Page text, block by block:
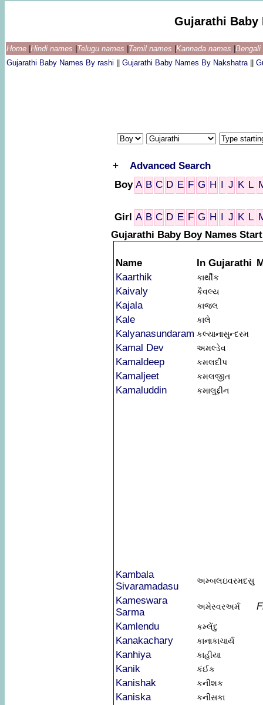
Gujarathi Baby
Home Hindi names Telugu names Tamil names Kannada names
Gujarathi Baby Names By rashi
Gujarathi Baby Names By Nakshatra
+
Advanced Search
Boy A B C D E F G H I J K L
Girl A B C D E F G H I J K L
Gujarathi Baby Boy Names
Name In Gujarathi
Kaarthik
કાર્થીક
Kaivaly કૈવલ્ય
Kajala કાજલ
Kale કાલે
Kalyanasundaram કલ્યાનાસુન્દરમ
Kamal Dev અમલ્ડેવ
Kamaldeep કમલદીપ
Kamaljeet કમલજીત
Kamaluddin કમાલુદ્દીન
Kambala
Sivaramadasu
અમ્બલઇવરમદસુ
Kameswara
Sarma
અમેસ્વરઅર્મ
Kamlendu
કમ્લેંદુ
Kanakachary કાનાકાચાર્ય
Kanhiya કાહીયા
Kanik કંઈક
Kanishak કનીશક
Kaniska કનીસકા